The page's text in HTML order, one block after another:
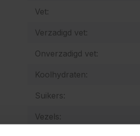
Vet:
Verzadigd vet:
Onverzadigd vet:
Koolhydraten:
Suikers:
Vezels: